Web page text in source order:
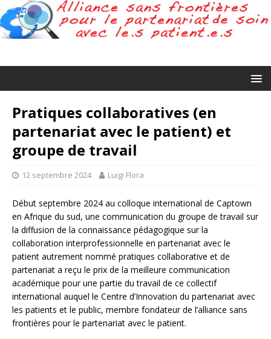
Pratiques collaboratives (en
partenariat avec le patient) et
groupe de travail
12 septembre 2024 Luigi Flora
Début septembre 2024 au colloque international de Captown
en Afrique du sud, une communication du groupe de travail sur
la diffusion de la connaissance pédagogique sur la
collaboration interprofessionnelle en partenariat avec le
patient autrement nommé pratiques collaborative et de
partenariat a reçu le prix de la meilleure communication
académique pour une partie du travail de ce collectif
international auquel le Centre d’Innovation du partenariat avec
les patients et le public, membre fondateur de l’alliance sans
frontières pour le partenariat avec le patient.